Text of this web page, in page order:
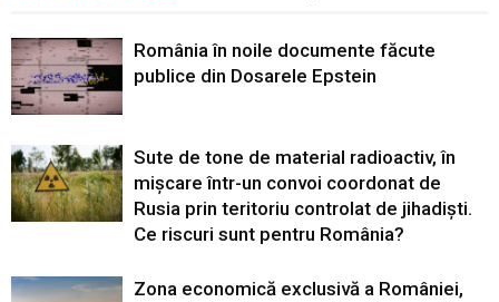
România în noile documente făcute
publice din Dosarele Epstein
Sute de tone de material radioactiv, în
mișcare într-un convoi coordonat de
Rusia prin teritoriu controlat de jihadiști.
Ce riscuri sunt pentru România?
Zona economică exclusivă a României,